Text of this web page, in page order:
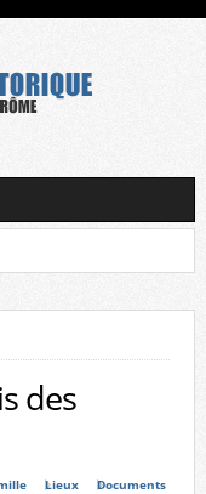
des
Lieux Documents